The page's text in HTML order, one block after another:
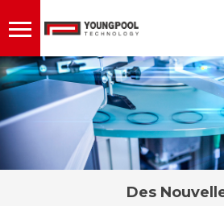
Des